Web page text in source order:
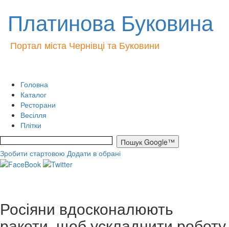
Платинова Буковина
Портал міста Чернівці та Буковини
Головна
Каталог
Ресторани
Весілля
Плітки
Зробити стартовою Додати в обрані
Росіяни вдосконалюють